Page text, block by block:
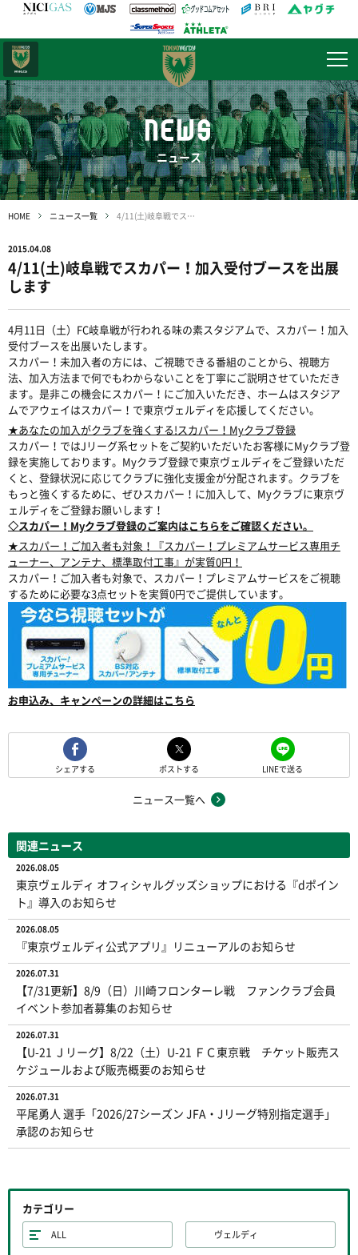
NEWS
ニュース
HOME ニュース一覧 4/11(土)岐阜戦でスカパー！加入受付ブースを出展します
2015.04.08
4/11(土)岐阜戦でスカパー！加入受付ブースを出展
します
4月11日（土）FC岐阜戦が行われる味の素スタジアムで、スカパー！加入
受付ブースを出展いたします。
スカパー！未加入者の方には、ご視聴できる番組のことから、視聴方
法、加入方法まで何でもわからないことを丁寧にご説明させていただき
ます。是非この機会にスカパー！にご加入いただき、ホームはスタジア
ムでアウェイはスカパー！で東京ヴェルディを応援してください。
★あなたの加入がクラブを強くする!スカパー！Myクラブ登録
スカパー！ではJリーグ系セットをご契約いただいたお客様にMyクラブ登
録を実施しております。Myクラブ登録で東京ヴェルディをご登録いただ
くと、登録状況に応じてクラブに強化支援金が分配されます。クラブを
もっと強くするために、ぜひスカパー！に加入して、Myクラブに東京ヴ
ェルディをご登録お願いします！
◇スカパー！Myクラブ登録のご案内はこちらをご確認ください。
★スカパー！ご加入者も対象！『スカパー！プレミアムサービス専用チ
ューナー、アンテナ、標準取付工事』が実質0円！
スカパー！ご加入者も対象で、スカパー！プレミアムサービスをご視聴
するために必要な3点セットを実質0円でご提供しています。
お申込み、キャンペーンの詳細はこちら
シェアする ポストする LINEで送る
ニュース一覧へ
関連ニュース
2026.08.05
東京ヴェルディ オフィシャルグッズショップにおける『dポイン
ト』導入のお知らせ
2026.08.05
『東京ヴェルディ公式アプリ』リニューアルのお知らせ
2026.07.31
【7/31更新】8/9（日）川崎フロンターレ戦 ファンクラブ会員
イベント参加者募集のお知らせ
2026.07.31
【U-21 Ｊリーグ】8/22（土）U-21 ＦＣ東京戦 チケット販売ス
ケジュールおよび販売概要のお知らせ
2026.07.31
平尾勇人 選手「2026/27シーズン JFA・Jリーグ特別指定選手」
承認のお知らせ
カテゴリー
ALL ヴェルディ